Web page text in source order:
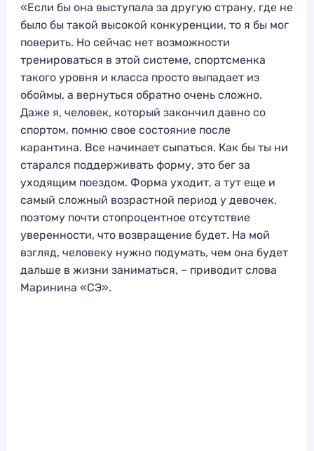
«Если бы она выступала за другую страну, где не
было бы такой высокой конкуренции, то я бы мог
поверить. Но сейчас нет возможности
тренироваться в этой системе, спортсменка
такого уровня и класса просто выпадает из
обоймы, а вернуться обратно очень сложно.
Даже я, человек, который закончил давно со
спортом, помню свое состояние после
карантина. Все начинает сыпаться. Как бы ты ни
старался поддерживать форму, это бег за
уходящим поездом. Форма уходит, а тут еще и
самый сложный возрастной период у девочек,
поэтому почти стопроцентное отсутствие
уверенности, что возвращение будет. На мой
взгляд, человеку нужно подумать, чем она будет
дальше в жизни заниматься, – приводит слова
Маринина «СЭ».